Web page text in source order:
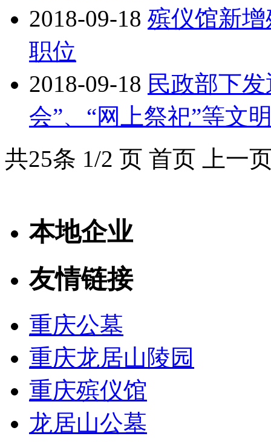
2018-09-18 殡仪馆新
职位
2018-09-18 民政部下
会”、“网上祭祀”等文
共25条 1/2 页 首页 上一
本地企业
友情链接
重庆公墓
重庆龙居山陵园
重庆殡仪馆
龙居山公墓